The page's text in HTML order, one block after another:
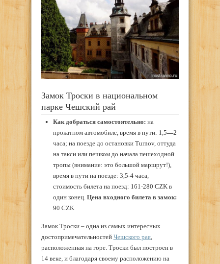
Замок Троски в национальном
парке Чешский рай
Как добраться самостоятельно: на
прокатном автомобиле, время в пути: 1,5—2
часа; на поезде до остановки Turnov, оттуда
на такси или пешком до начала пешеходной
тропы (внимание: это большой маршрут!),
время в пути на поезде: 3,5-4 часа,
стоимость билета на поезд: 161-280 CZK в
один конец. Цена входного билета в замок:
90 CZK
Замок Троски – одна из самых интересных
достопримечательностей Чешского рая,
расположенная на горе. Троски был построен в
14 веке, и благодаря своему расположению на